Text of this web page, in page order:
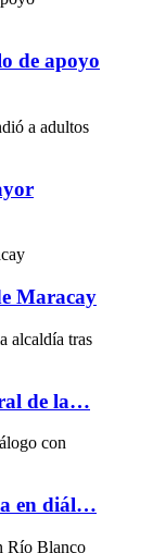
de apoyo
Maracay
de la…
en diál…